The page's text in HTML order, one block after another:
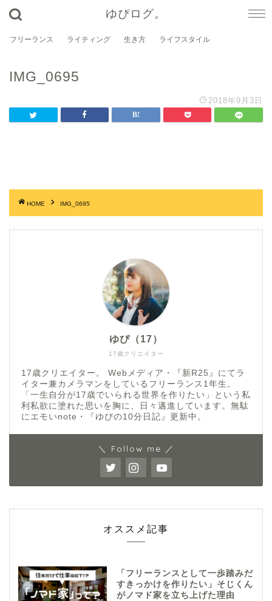
ゆぴログ。
フリーランス ライティング 生き方 ライフスタイル
IMG_0695
2018年9月3日
HOME IMG_0695
17歳クリエイター
ゆぴ（17）
17歳クリエイター。 Webメディア・『新R25』にてラ
イター兼カメラマンをしているフリーランス1年生。
「一生自分が17歳でいられる世界を作りたい」という私
利私欲に塗れた思いを胸に、日々邁進しています。無駄
にエモいnote・『ゆぴの10分日記』更新中。
＼ Follow me ／
オススメ記事
「フリーランスとして一歩踏みだ
すきっかけを作りたい」そじくん
がノマド家を立ち上げた理由